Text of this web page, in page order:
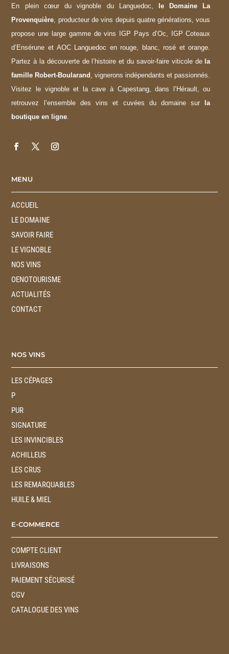
En plein cœur du vignoble du Languedoc,
le Domaine La
Provenquière , producteur de vins depuis quatre générations, vous
propose une large gamme de vins IGP Pays d’Oc, IGP Coteaux
d’Ensérune et AOC Languedoc en rouge, blanc, rosé et orange.
Partez à la découverte de l’histoire et du savoir-faire viticole dela
famille Robert-Boularand
, vignerons indépendants et passionnés.
Visitez le vignoble et la cave à Capestang, dans l’Hérault, ou
retrouvez l’ensemble des vins et cuvées du domaine sur
la
boutique en ligne
MENU
ACCUEIL
LE DOMAINE
SAVOIR FAIRE
LE VIGNOBLE
NOS VINS
OENOTOURISME
ACTUALITÉS
CONTACT
NOS VINS
LES CÉPAGES
P
PUR
SIGNATURE
LES INVINCIBLES
ACHILLEUS
LES CRUS
LES REMARQUABLES
HUILE & MIEL
E-COMMERCE
COMPTE CLIENT
LIVRAISONS
PAIEMENT SÉCURISÉ
CGV
CATALOGUE DES VINS